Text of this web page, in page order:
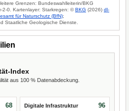
Grenzen: Bundeswahlleiterin/BKG
2-0. Kartenlayer: Starkregen: ©BKG (2026) dl-
für Naturschutz (BfN);
Staatliche Geologische Dienste.
Index
aus 100 % Datenabdeckung.
68 Digitale Infrastruktur 96